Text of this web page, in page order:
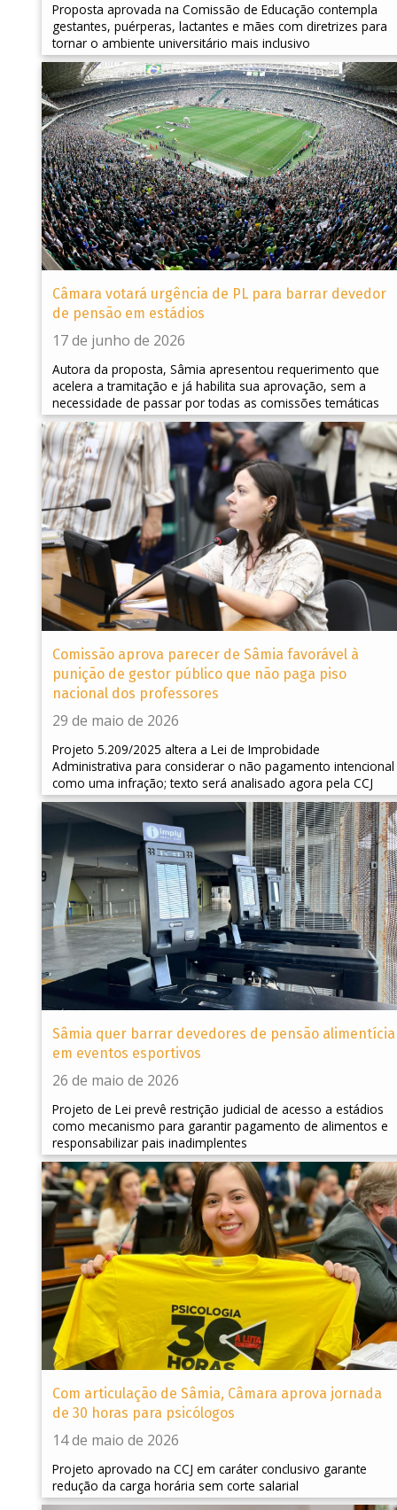
Proposta aprovada na Comissão de Educação contempla
gestantes, puérperas, lactantes e mães com diretrizes para
tornar o ambiente universitário mais inclusivo
Câmara votará urgência de PL para barrar devedor
de pensão em estádios
17 de junho de 2026
Autora da proposta, Sâmia apresentou requerimento que
acelera a tramitação e já habilita sua aprovação, sem a
necessidade de passar por todas as comissões temáticas
Comissão aprova parecer de Sâmia favorável à
punição de gestor público que não paga piso
nacional dos professores
29 de maio de 2026
Projeto 5.209/2025 altera a Lei de Improbidade
Administrativa para considerar o não pagamento intencional
como uma infração; texto será analisado agora pela CCJ
Sâmia quer barrar devedores de pensão alimentícia
em eventos esportivos
26 de maio de 2026
Projeto de Lei prevê restrição judicial de acesso a estádios
como mecanismo para garantir pagamento de alimentos e
responsabilizar pais inadimplentes
Com articulação de Sâmia, Câmara aprova jornada
de 30 horas para psicólogos
14 de maio de 2026
Projeto aprovado na CCJ em caráter conclusivo garante
redução da carga horária sem corte salarial